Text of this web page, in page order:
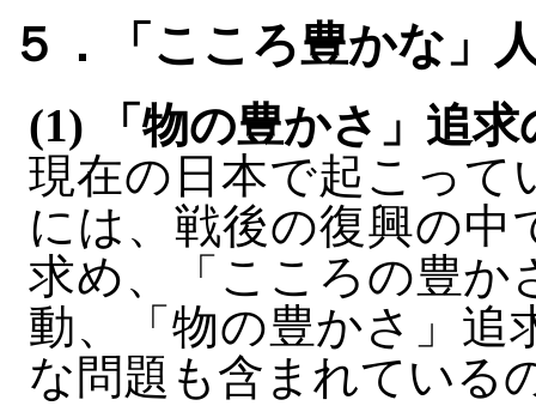
５．「こころ豊かな」
(1) 「物の豊かさ」追求
現在の日本で起こって
には、戦後の復興の
求め、「こころの豊か
動、「物の豊かさ」追
な問題も含まれている